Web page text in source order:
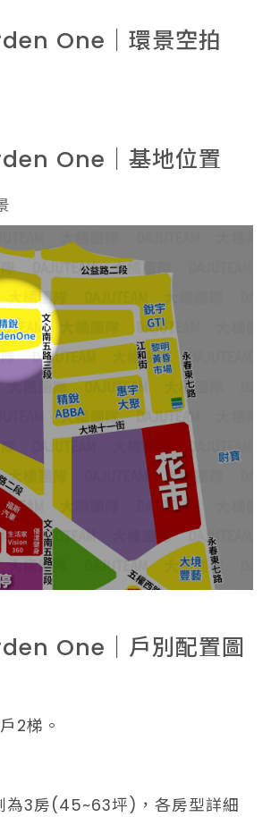
One｜環景空拍
One｜基地位置
One｜戶別配置圖
2梯。
為3房(45~63坪)，各房型詳細